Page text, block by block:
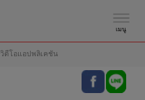
เมนู
วิดีโอแอปพลิเคชัน